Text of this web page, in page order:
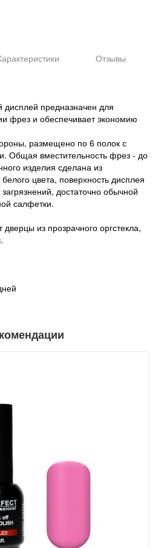
Отзывы
предназначен для
фрез и обеспечивает экономию
размещено по 6 полок с
Общая вместительность фрез - до
изделия сделана из
цвета, поверхность дисплея
достаточно обычной
салфетки.
из прозрачного оргстекла,